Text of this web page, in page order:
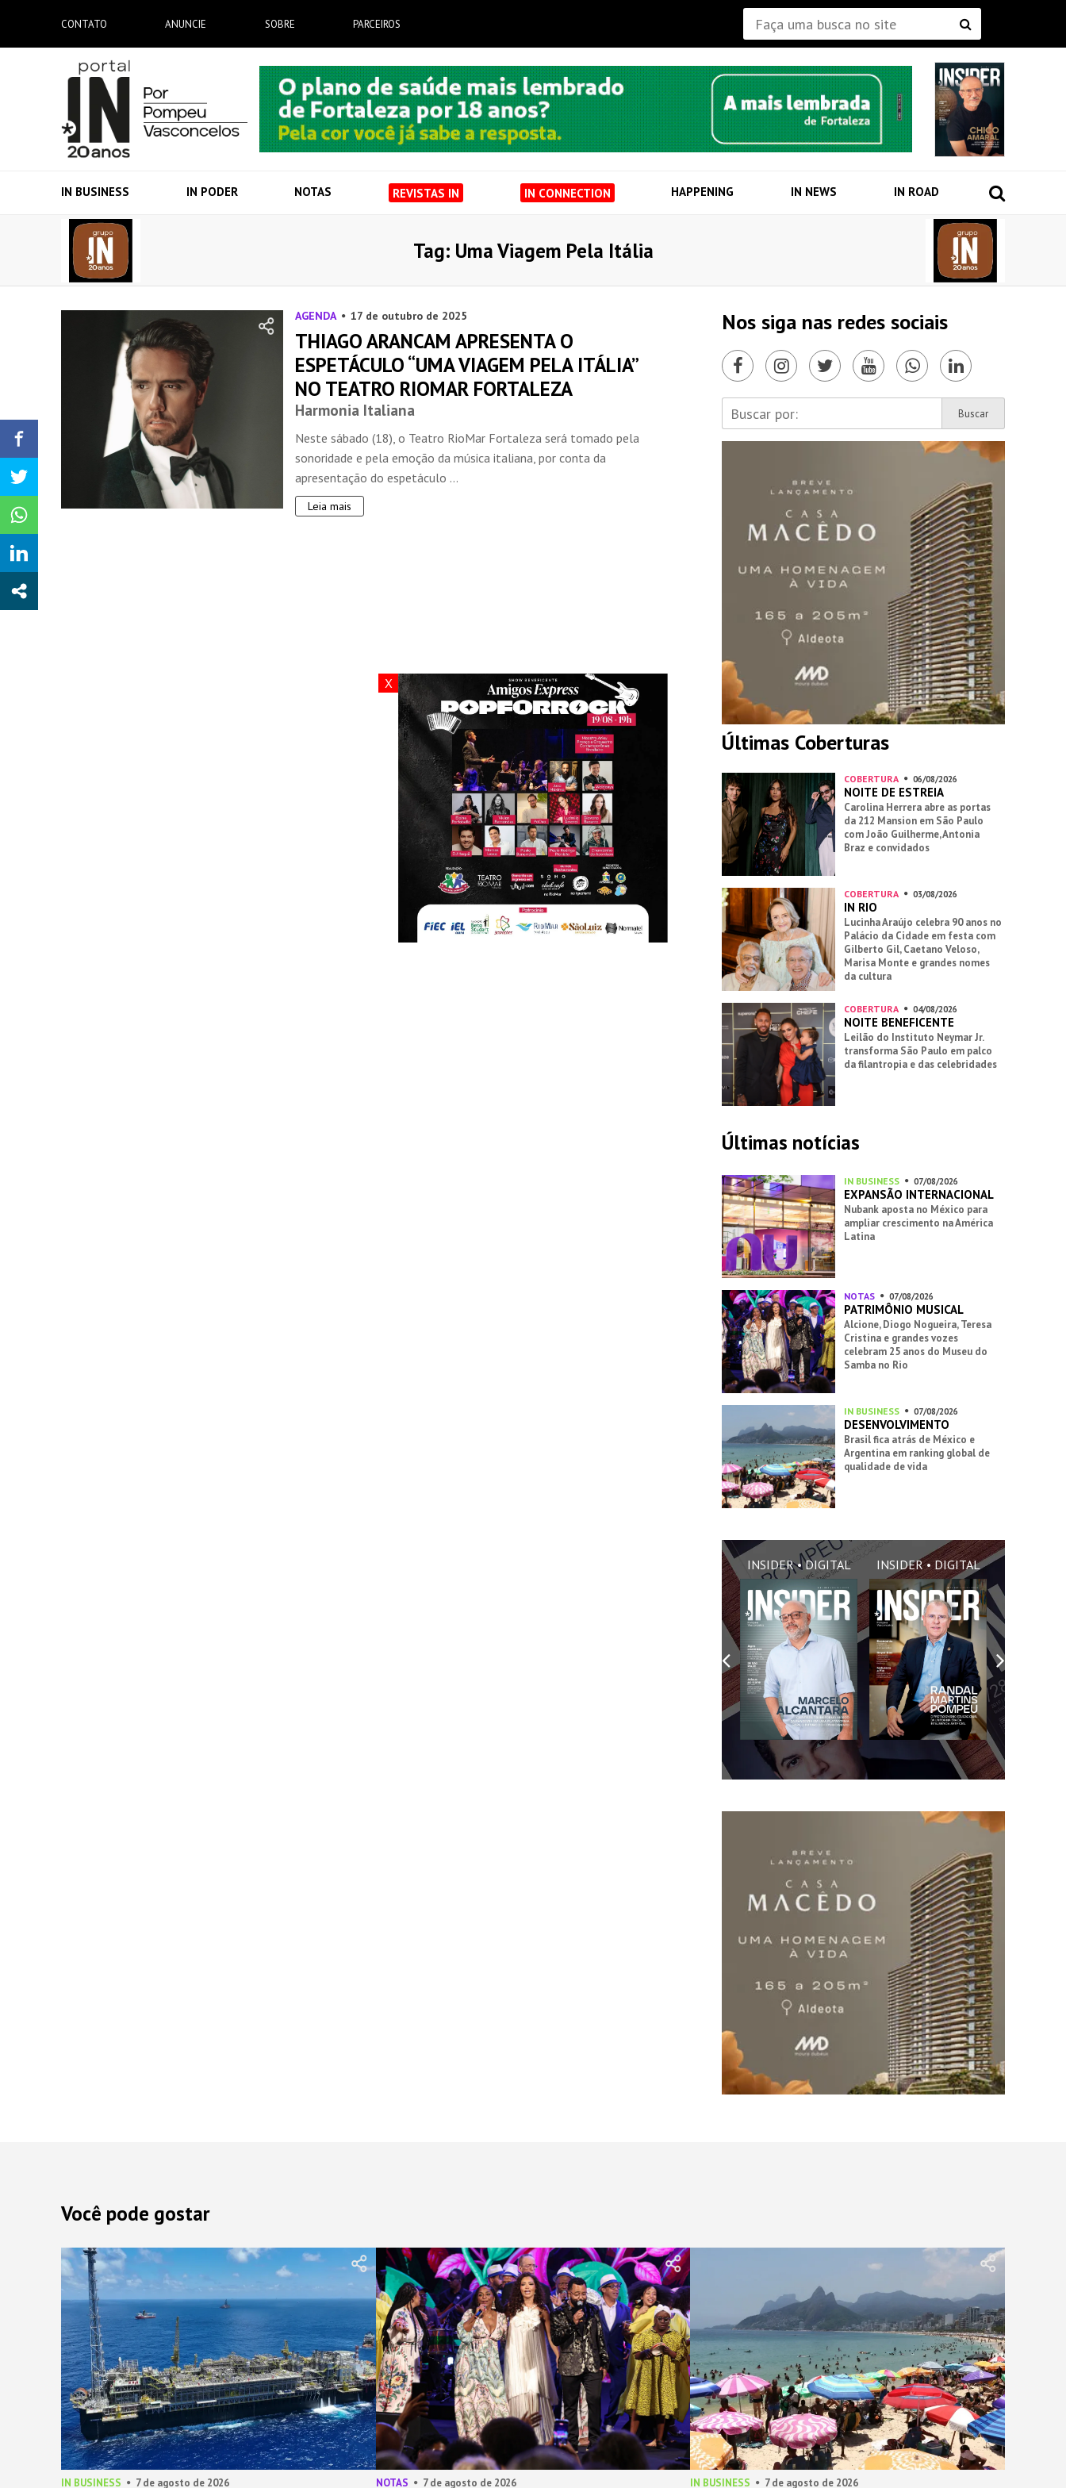
CONTATO ANUNCIE SOBRE PARCEIROS
IN BUSINESS IN PODER NOTAS REVISTAS IN IN CONNECTION HAPPENING IN NEWS IN ROAD
Tag: Uma Viagem Pela Itália
AGENDA 17 de outubro de 2025
THIAGO ARANCAM APRESENTA O
ESPETÁCULO “UMA VIAGEM PELA ITÁLIA”
NO TEATRO RIOMAR FORTALEZA
Harmonia Italiana
Neste sábado (18), o Teatro RioMar Fortaleza será tomado pela
sonoridade e pela emoção da música italiana, por conta da
apresentação do espetáculo ...
Leia mais
Nos siga nas redes sociais
Últimas Coberturas
COBERTURA 06/08/2026
NOITE DE ESTREIA
Carolina Herrera abre as portas
da 212 Mansion em São Paulo
com João Guilherme, Antonia
Braz e convidados
COBERTURA 03/08/2026
IN RIO
Lucinha Araújo celebra 90 anos no
Palácio da Cidade em festa com
Gilberto Gil, Caetano Veloso,
Marisa Monte e grandes nomes
da cultura
COBERTURA 04/08/2026
NOITE BENEFICENTE
Leilão do Instituto Neymar Jr.
transforma São Paulo em palco
da filantropia e das celebridades
Últimas notícias
IN BUSINESS 07/08/2026
EXPANSÃO INTERNACIONAL
Nubank aposta no México para
ampliar crescimento na América
Latina
NOTAS 07/08/2026
PATRIMÔNIO MUSICAL
Alcione, Diogo Nogueira, Teresa
Cristina e grandes vozes
celebram 25 anos do Museu do
Samba no Rio
IN BUSINESS 07/08/2026
DESENVOLVIMENTO
Brasil fica atrás de México e
Argentina em ranking global de
qualidade de vida
INSIDER • DIGITAL INSIDER • DIGITAL
Você pode gostar
IN BUSINESS 7 de agosto de 2026 NOTAS 7 de agosto de 2026 IN BUSINESS 7 de agosto de 2026
X